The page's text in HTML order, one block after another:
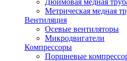
Дюймовая медная
Метрическая медная
Вентиляция
Осевые вентиляторы
Микродвигатели
Компрессоры
Поршневые